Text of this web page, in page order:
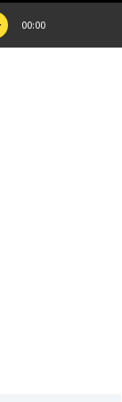
00:00